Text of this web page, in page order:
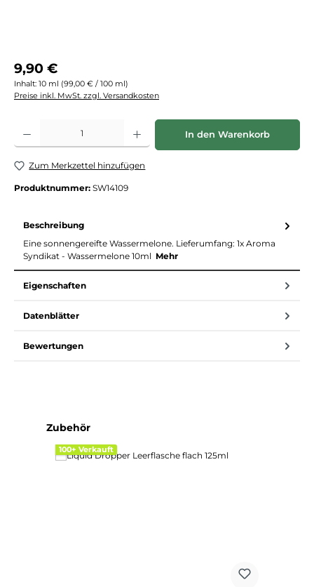
Regulärer Preis:
9,90 €
Inhalt: 10 ml (99,00 € / 100 ml)
Preise inkl. MwSt. zzgl. Versandkosten
Produkt Anzahl: Gib den gewünschten Wert ein oder benutze die
In den Warenkorb
Zum Merkzettel hinzufügen
Produktnummer: SW14109
Beschreibung
Eine sonnengereifte Wassermelone. Lieferumfang: 1x Aroma
Syndikat - Wassermelone 10ml Mehr
Eigenschaften
Datenblätter
Bewertungen
Produktgalerie überspringen
Zubehör
100+ Verkauft